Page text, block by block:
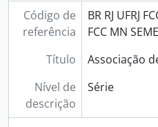
[Série]
Código de
referência
BR RJ UFRJ
FCC MN
Título
Associação
Nível de
descrição
Série